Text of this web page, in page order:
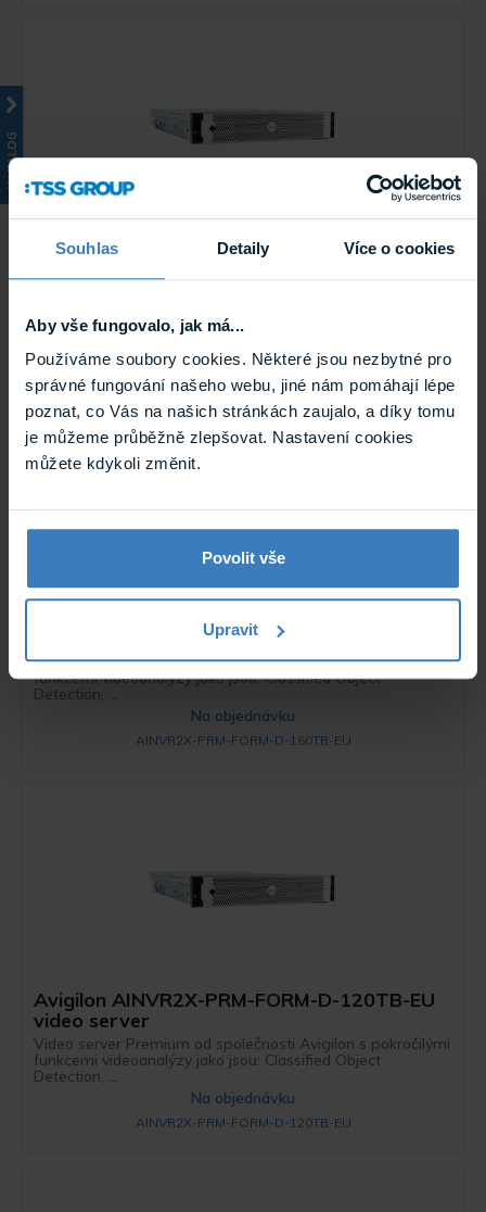
Souhlas Detaily Více o cookies
Aby vše fungovalo, jak má...
Používáme soubory cookies. Některé jsou nezbytné pro
správné fungování našeho webu, jiné nám pomáhají lépe
poznat, co Vás na našich stránkách zaujalo, a díky tomu
je můžeme průběžně zlepšovat. Nastavení cookies
můžete kdykoli změnit.
Povolit vše
Upravit
KATALOG
Avigilon AINVR2X-PRM-FORM-D-200TB-EU
video server
Video server Premium od společnosti Avigilon s pokročilými
Na objednávku
AINVR2X-PRM-FORM-D-200TB-EU
Avigilon AINVR2X-PRM-FORM-D-160TB-EU
Video server Premium od společnosti Avigilon s pokročilými
funkcemi videoanalýzy jako jsou: Classified Object
Detection, ...
Na objednávku
AINVR2X-PRM-FORM-D-160TB-EU
Avigilon AINVR2X-PRM-FORM-D-120TB-EU
video server
Video server Premium od společnosti Avigilon s pokročilými
funkcemi videoanalýzy jako jsou: Classified Object
Detection, ...
Na objednávku
AINVR2X-PRM-FORM-D-120TB-EU